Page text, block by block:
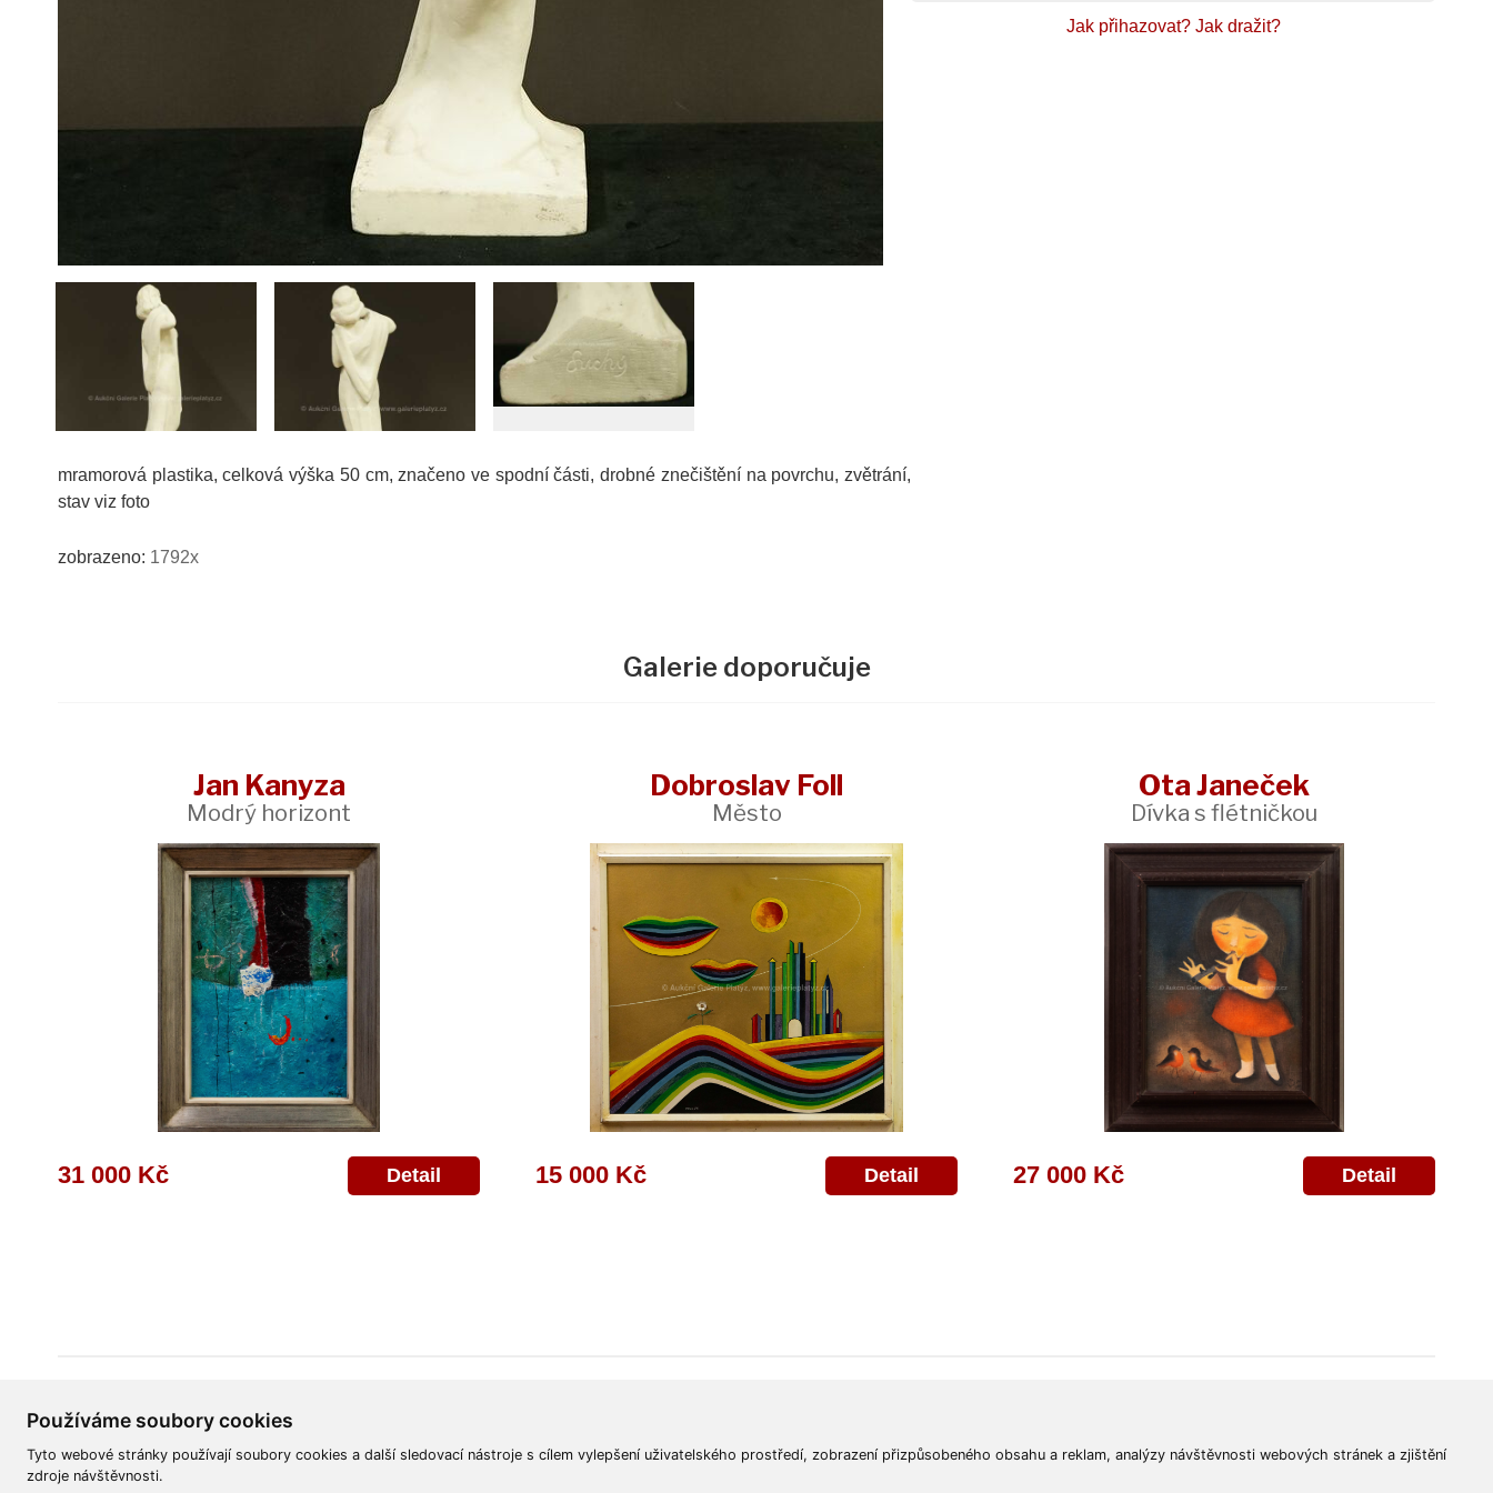
Používáme soubory cookies
Tyto webové stránky používají soubory cookies a další sledovací nástroje s cílem vylepšení uživatelského prostředí, zobrazení přizpůsobeného obsahu a reklam, analýzy návštěvnosti webových stránek a zjištění
zdroje návštěvnosti.
mramorová plastika, celková výška 50 cm, značeno ve spodní části, drobné znečištění na povrchu, zvětrání,
stav viz foto
zobrazeno: 1792x
Jak přihazovat? Jak dražit?
Galerie doporučuje
Jan Kanyza
Modrý horizont
31 000 Kč Detail
Dobroslav Foll
Město
15 000 Kč Detail
Ota Janeček
Dívka s flétničkou
27 000 Kč Detail